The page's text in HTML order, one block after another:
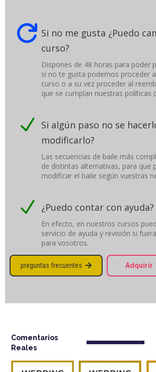
 Si no me gusta ¿Puedo
curso?
Dispones de 48 horas para poder
si no te gusta podemos proceder
curso o a su vez proceder al
que se cumplan nuestras políticas
N Si algún paso no se
modificarlo?
Las secuencias de baile más
de distintas alternativas, para que
modificar el baile según vuestras
N ¿Puedo contar con ayuda?
En efecto, en nuestros cursos
servicio de ayuda y revisión si
para vosotros.
preguntas frecuentes  Adquirir
Comentarios
Reales